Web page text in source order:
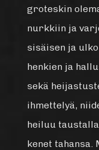
groteskin
nurkkiin ja
sisäisen ja
henkien ja
sekä
ihmettelyä,
heiluu
kenet tahansa.